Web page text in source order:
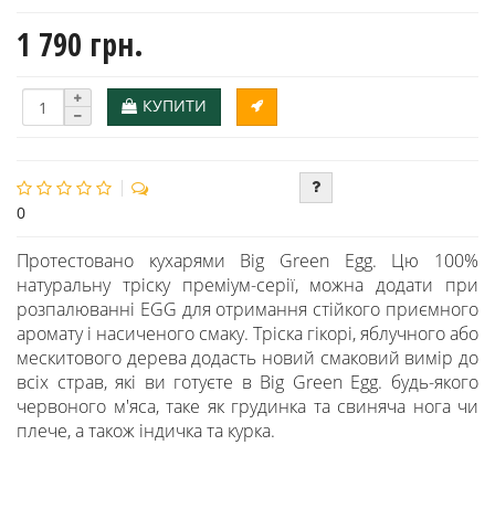
1 790 грн.
КУПИТИ
0
Протестовано кухарями Big Green Egg. Цю 100%
натуральну тріску преміум-серії, можна додати при
розпалюванні EGG для отримання стійкого приємного
аромату і насиченого смаку. Тріска гікорі, яблучного або
мескитового дерева додасть новий смаковий вимір до
всіх страв, які ви готуєте в Big Green Egg. будь-якого
червоного м'яса, таке як грудинка та свиняча нога чи
плече, а також індичка та курка.